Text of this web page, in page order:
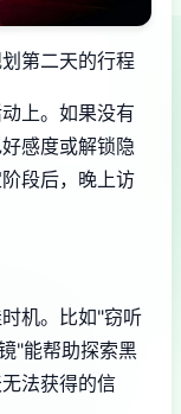
第二天的行程
上。如果没有
感度或解锁隐
段后，晚上访
机。比如"窃听
"能帮助探索黑
法获得的信